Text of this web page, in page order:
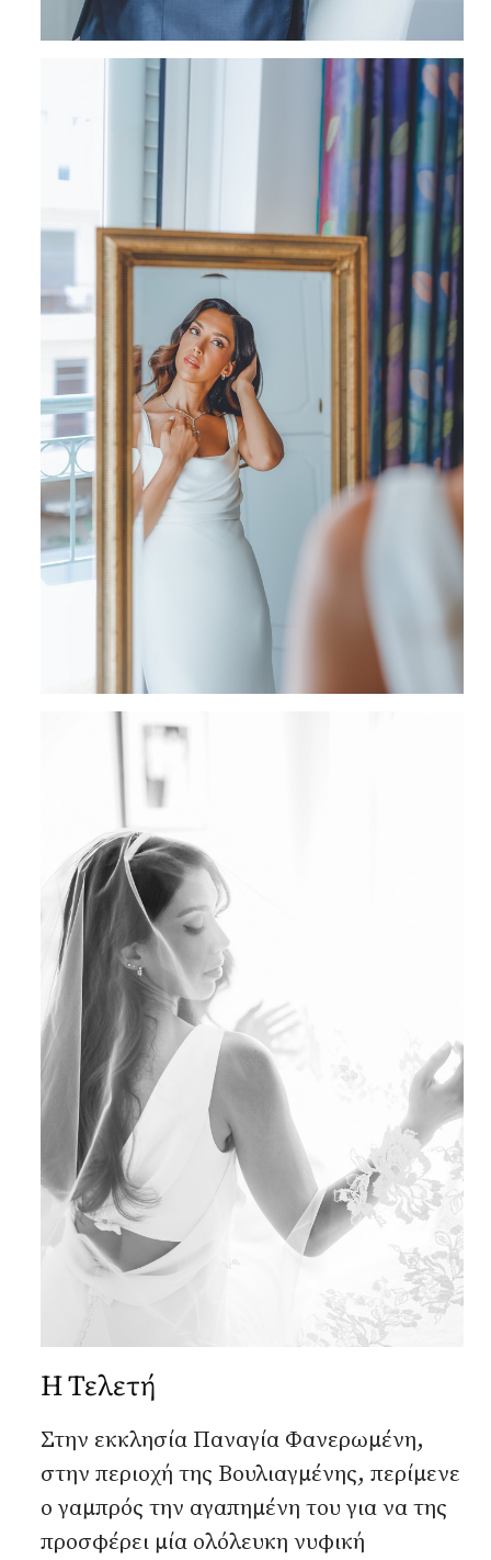
Η Τελετή
Στην εκκλησία Παναγία Φανερωμένη,
στην περιοχή της Βουλιαγμένης, περίμενε
ο γαμπρός την αγαπημένη του για να της
προσφέρει μία ολόλευκη νυφική